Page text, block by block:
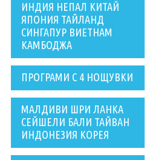
ИНДИЯ НЕПАЛ КИТАЙ
ЯПОНИЯ ТАЙЛАНД
СИНГАПУР ВИЕТНАМ
КАМБОДЖА
ПРОГРАМИ С 4 НОЩУВКИ
МАЛДИВИ ШРИ ЛАНКА
СЕЙШЕЛИ БАЛИ ТАЙВАН
ИНДОНЕЗИЯ КОРЕЯ